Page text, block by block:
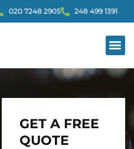
020 7248 2905 248 499 1391
GET A FREE
QUOTE